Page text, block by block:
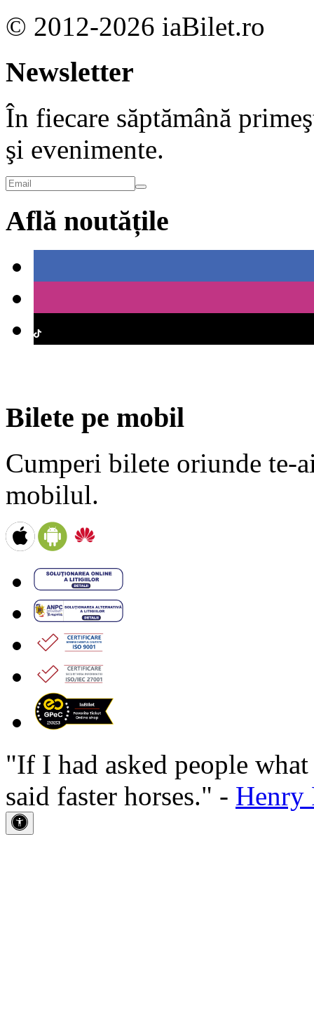
© 2012-2026 iaBilet.ro
Newsletter
În fiecare săptămână
şi evenimente.
Află noutățile
Bilete pe mobil
Cumperi bilete oriunde te-
mobilul.
"If I had asked people
said faster horses." - Henry